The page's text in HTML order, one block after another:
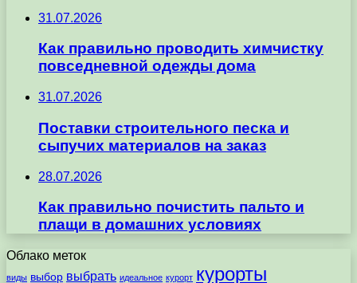
31.07.2026
Как правильно проводить химчистку
повседневной одежды дома
31.07.2026
Поставки строительного песка и
сыпучих материалов на заказ
28.07.2026
Как правильно почистить пальто и
плащи в домашних условиях
Облако меток
виды выбор выбрать идеальное курорт курорты